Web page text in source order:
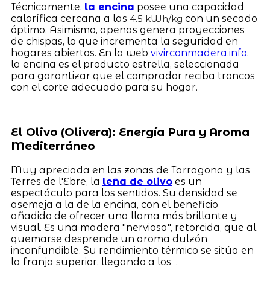
Técnicamente, la encina posee una capacidad
calorífica cercana a las 4.5 kWh/kg con un secado
óptimo. Asimismo, apenas genera proyecciones
de chispas, lo que incrementa la seguridad en
hogares abiertos. En la web vivirconmadera.info,
la encina es el producto estrella, seleccionada
para garantizar que el comprador reciba troncos
con el corte adecuado para su hogar.
El Olivo (Olivera): Energía Pura y Aroma
Mediterráneo
Muy apreciada en las zonas de Tarragona y las
Terres de l'Ebre, la leña de olivoes un
espectáculo para los sentidos. Su densidad se
asemeja a la de la encina, con el beneficio
añadido de ofrecer una llama más brillante y
visual. Es una madera "nerviosa", retorcida, que al
quemarse desprende un aroma dulzón
inconfundible. Su rendimiento térmico se sitúa en
la franja superior, llegando a los .